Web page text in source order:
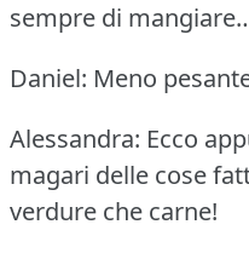
sempre di
Daniel: Meno
Alessandra: Ecco
magari delle cose
verdure che carne!